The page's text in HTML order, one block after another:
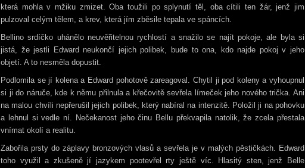
která mohla v mžiku zmizet. Oba toužili po splynutí těl, oba cítili ten žár, jenž jim
pulzoval celým tělem, a krev, která jím zběsile tepala ve spáncích.
Bellino srdíčko uhánělo neuvěřitelnou rychlostí a snažilo se najít pokoje, ale byla si
jistá, že jestli Edward neukončí jejich polibek, bude to ona, kdo najde pokoj v jeho
objetí. A to nesměla dopustit.
Podlomila se jí kolena a Edward pohotově zareagoval. Chytil ji pod koleny a vyhoupnul
si ji do náruče, kde k němu přilnula a křečovitě sevřela límeček jeho nového trička. Ani
na malou chvíli nepřerušil jejich polibek, který nabíral na intenzitě. Položil ji na pohovku
a lehnul si vedle ní. Nečekanost jeho činu Bellu překvapila natolik, že zcela přestala
vnímat okolí a realitu.
Zabořila prsty do záplavy bronzových vlasů a sevřela je v malých pěstičkách. Edward
toho využil a zkušeně jí jazykem pootevřel rty ještě víc. Hlasitý sten, jenž Belle